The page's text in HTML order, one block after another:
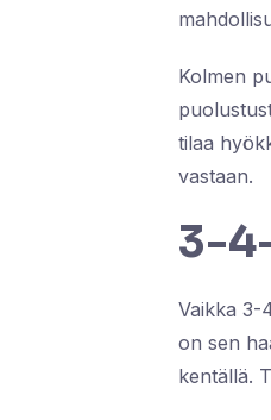
Kolmen
tilaa
vastaan.
3-
Vaikka 3-
on sen
kentällä.